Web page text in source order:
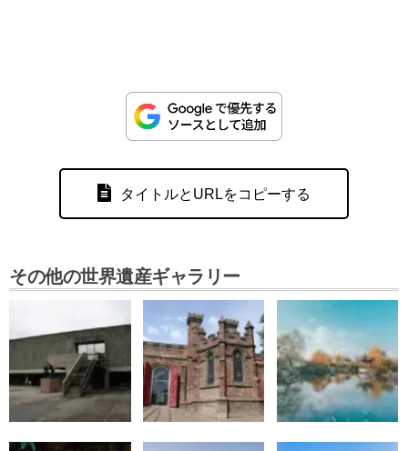
タイトルとURLをコピーする
その他の世界遺産ギャラリー